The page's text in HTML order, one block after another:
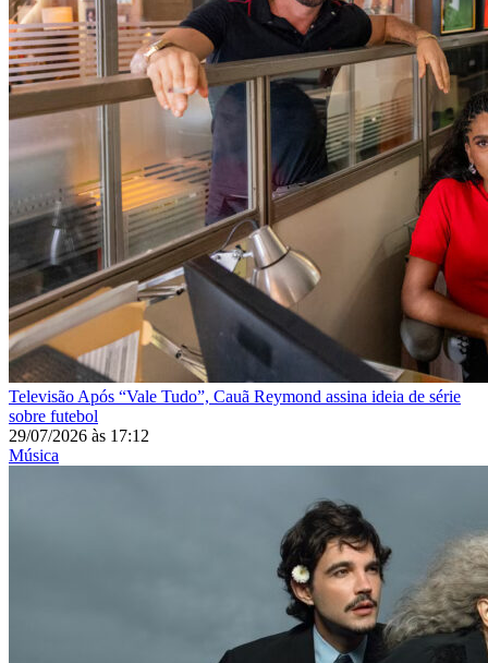
Televisão Após “Vale Tudo”, Cauã Reymond assina ideia de série
sobre futebol
29/07/2026 às 17:12
Música